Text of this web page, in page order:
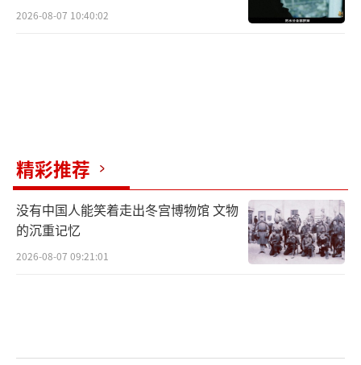
2026-08-07 10:40:02
精彩推荐
没有中国人能笑着走出冬宫博物馆 文物
的沉重记忆
2026-08-07 09:21:01